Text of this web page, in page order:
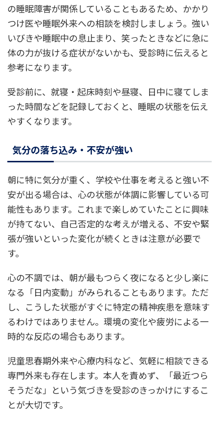
の睡眠障害が関係していることもあるため、かかり
つけ医や睡眠外来への相談を検討しましょう。強い
いびきや睡眠中の息止まり、笑ったときなどに急に
体の力が抜ける症状がないかも、受診時に伝えると
参考になります。
受診前に、就寝・起床時刻や昼寝、日中に寝てしま
った時間などを記録しておくと、睡眠の状態を伝え
やすくなります。
気分の落ち込み・不安が強い
朝に特に気分が重く、学校や仕事を考えると強い不
安が出る場合は、心の状態が体調に影響している可
能性もあります。これまで楽しめていたことに興味
が持てない、自己否定的な考えが増える、不安や緊
張が強いといった変化が続くときは注意が必要で
す。
心の不調では、朝が最もつらく夜になると少し楽に
なる「日内変動」がみられることもあります。ただ
し、こうした状態がすぐに特定の精神疾患を意味す
るわけではありません。環境の変化や疲労による一
時的な反応の場合もあります。
児童思春期外来や心療内科など、気軽に相談できる
専門外来も存在します。本人を責めず、「最近つら
そうだな」という気づきを受診のきっかけにするこ
とが大切です。